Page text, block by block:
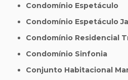
Condomínio Espetáculo
Condomínio Espetáculo
Condomínio Residencial
Condomínio Sinfonia
Conjunto Habitacional